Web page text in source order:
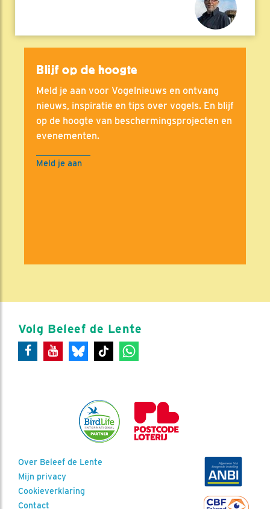
Blijf op de hoogte
Meld je aan voor Vogelnieuws en ontvang
nieuws, inspiratie en tips over vogels. En blijf
op de hoogte van beschermingsprojecten en
evenementen.
Meld je aan
Volg Beleef de Lente
Over Beleef de Lente
Mijn privacy
Cookieverklaring
Contact